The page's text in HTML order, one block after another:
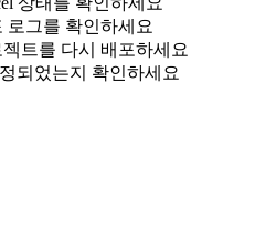
로그를 확인하세요
트를 다시 배포하세요
되었는지 확인하세요